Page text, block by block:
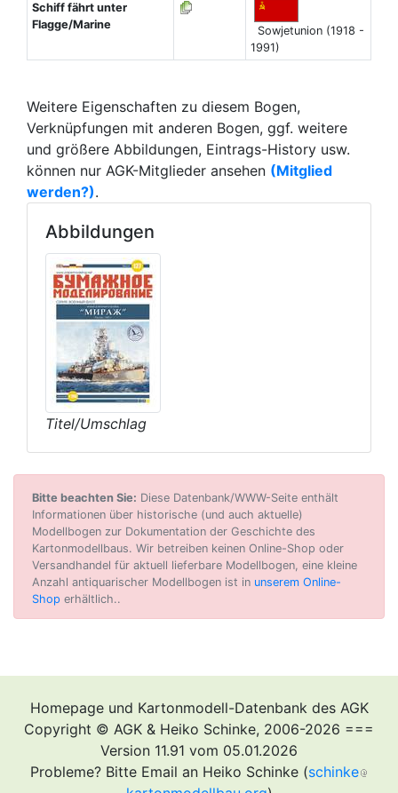
Schiff fährt unter
Flagge/Marine
Sowjetunion (1918 -
1991)
Weitere Eigenschaften zu diesem Bogen,
Verknüpfungen mit anderen Bogen, ggf. weitere
und größere Abbildungen, Eintrags-History usw.
können nur AGK-Mitglieder ansehen (Mitglied
werden?).
Abbildungen
Titel/Umschlag
Bitte beachten Sie: Diese Datenbank/WWW-Seite enthält
Informationen über historische (und auch aktuelle)
Modellbogen zur Dokumentation der Geschichte des
Kartonmodellbaus. Wir betreiben keinen Online-Shop oder
Versandhandel für aktuell lieferbare Modellbogen, eine kleine
Anzahl antiquarischer Modellbogen ist in unserem Online-
Shop erhältlich..
Homepage und Kartonmodell-Datenbank des AGK
Copyright © AGK & Heiko Schinke, 2006-2026 ===
Version 11.91 vom 05.01.2026
Probleme? Bitte Email an Heiko Schinke (schinke